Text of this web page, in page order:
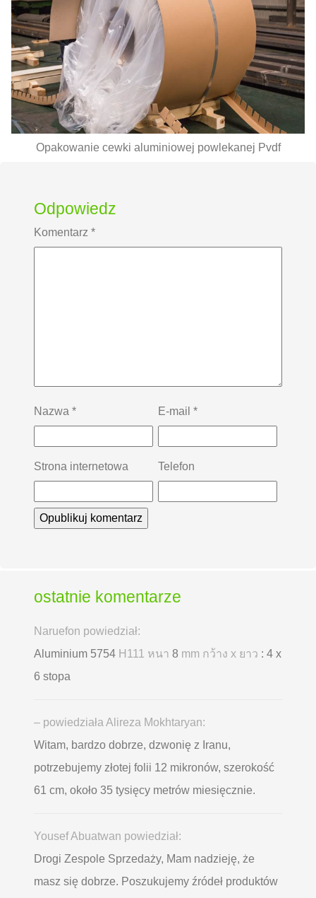
Opakowanie cewki aluminiowej powlekanej Pvdf
Odpowiedz
Komentarz *
Nazwa * E-mail *
Strona internetowa Telefon
ostatnie komentarze
Naruefon powiedział:
Aluminium 5754 H111 หนา 8 mm กว้าง x ยาว : 4 x
6 stopa
– powiedziała Alireza Mokhtaryan:
Witam, bardzo dobrze, dzwonię z Iranu,
potrzebujemy złotej folii 12 mikronów, szerokość
61 cm, około 35 tysięcy metrów miesięcznie.
Yousef Abuatwan powiedział:
Drogi Zespole Sprzedaży, Mam nadzieję, że
masz się dobrze. Poszukujemy źródeł produktów